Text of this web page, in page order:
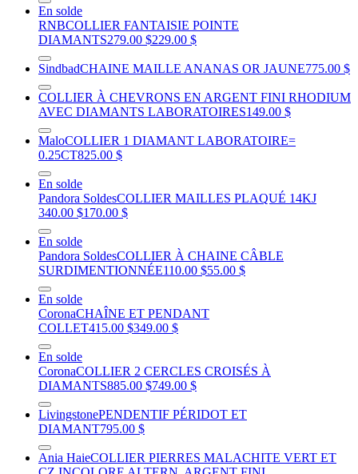
En solde
RNBCOLLIER FANTAISIE POINTE
DIAMANTS279.00 $229.00 $
SindbadCHAINE MAILLE ANANAS OR JAUNE775.00 $
COLLIER À CHEVRONS EN ARGENT FINI RHODIUM
AVEC DIAMANTS LABORATOIRES149.00 $
MaloCOLLIER 1 DIAMANT LABORATOIRE=
0.25CT825.00 $
En solde
Pandora SoldesCOLLIER MAILLES PLAQUÉ 14KJ
340.00 $170.00 $
En solde
Pandora SoldesCOLLIER À CHAINE CÂBLE
SURDIMENTIONNÉE110.00 $55.00 $
En solde
CoronaCHAÎNE ET PENDANT
COLLET415.00 $349.00 $
En solde
CoronaCOLLIER 2 CERCLES CROISÉS À
DIAMANTS885.00 $749.00 $
LivingstonePENDENTIF PÉRIDOT ET
DIAMANT795.00 $
Ania HaieCOLLIER PIERRES MALACHITE VERT ET